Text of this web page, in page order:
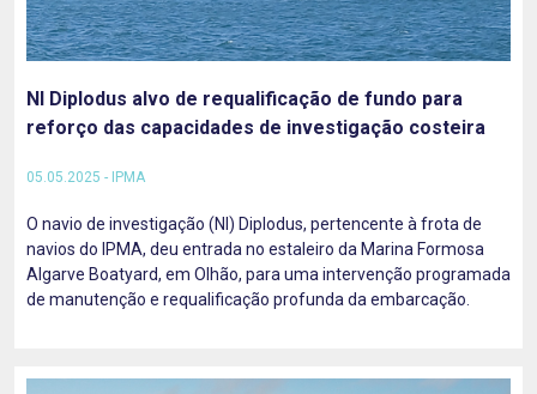
NI Diplodus alvo de requalificação de fundo para
reforço das capacidades de investigação costeira
05.05.2025 - IPMA
O navio de investigação (NI) Diplodus, pertencente à frota de
navios do IPMA, deu entrada no estaleiro da Marina Formosa
Algarve Boatyard, em Olhão, para uma intervenção programada
de manutenção e requalificação profunda da embarcação.